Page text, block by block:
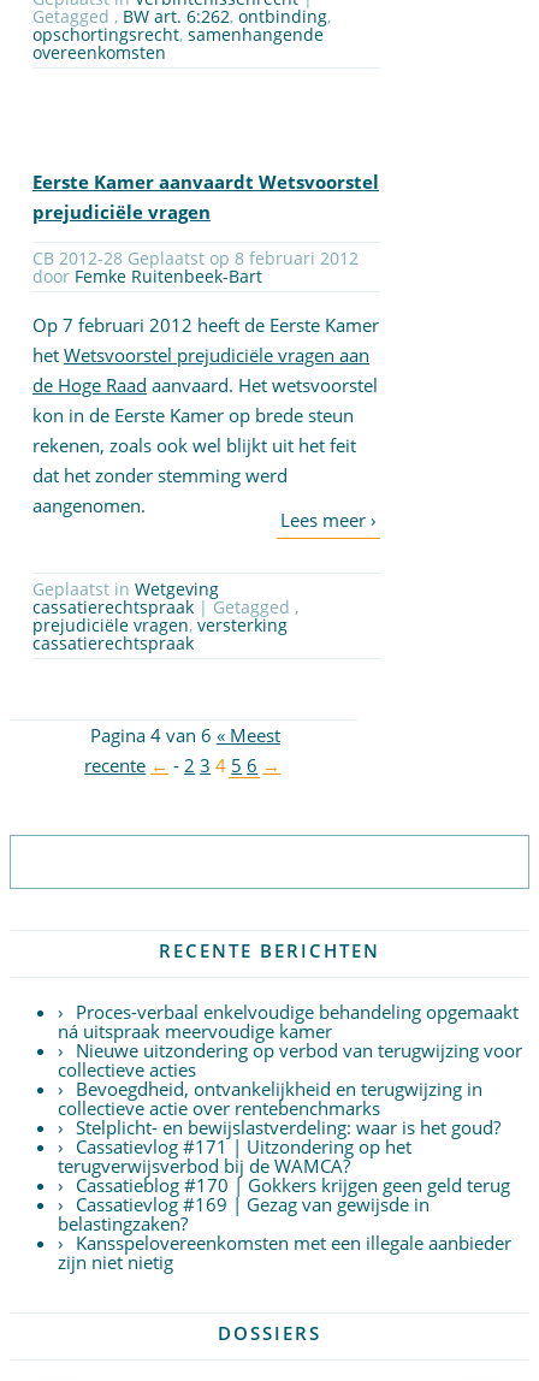
Getagged , BW art. 6:262, ontbinding,
opschortingsrecht, samenhangende
overeenkomsten
Eerste Kamer aanvaardt Wetsvoorstel
prejudiciële vragen
CB 2012-28 Geplaatst op 8 februari 2012
door Femke Ruitenbeek-Bart
Op 7 februari 2012 heeft de Eerste Kamer
het Wetsvoorstel prejudiciële vragen aan
de Hoge Raad aanvaard. Het wetsvoorstel
kon in de Eerste Kamer op brede steun
rekenen, zoals ook wel blijkt uit het feit
dat het zonder stemming werd
aangenomen.
Geplaatst in Wetgeving
cassatierechtspraak | Getagged ,
prejudiciële vragen, versterking
cassatierechtspraak
Pagina 4 van 6 « Meest
recente ← - 2 3 4 5 6 →
RECENTE BERICHTEN
Proces-verbaal enkelvoudige behandeling opgemaakt
ná uitspraak meervoudige kamer
Nieuwe uitzondering op verbod van terugwijzing voor
collectieve acties
Bevoegdheid, ontvankelijkheid en terugwijzing in
collectieve actie over rentebenchmarks
Stelplicht- en bewijslastverdeling: waar is het goud?
Cassatievlog #171 | Uitzondering op het
terugverwijsverbod bij de WAMCA?
Cassatieblog #170 | Gokkers krijgen geen geld terug
Cassatievlog #169 | Gezag van gewijsde in
belastingzaken?
Kansspelovereenkomsten met een illegale aanbieder
zijn niet nietig
DOSSIERS